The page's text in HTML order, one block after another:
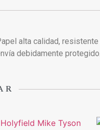
alta calidad,
debidamente protegido.